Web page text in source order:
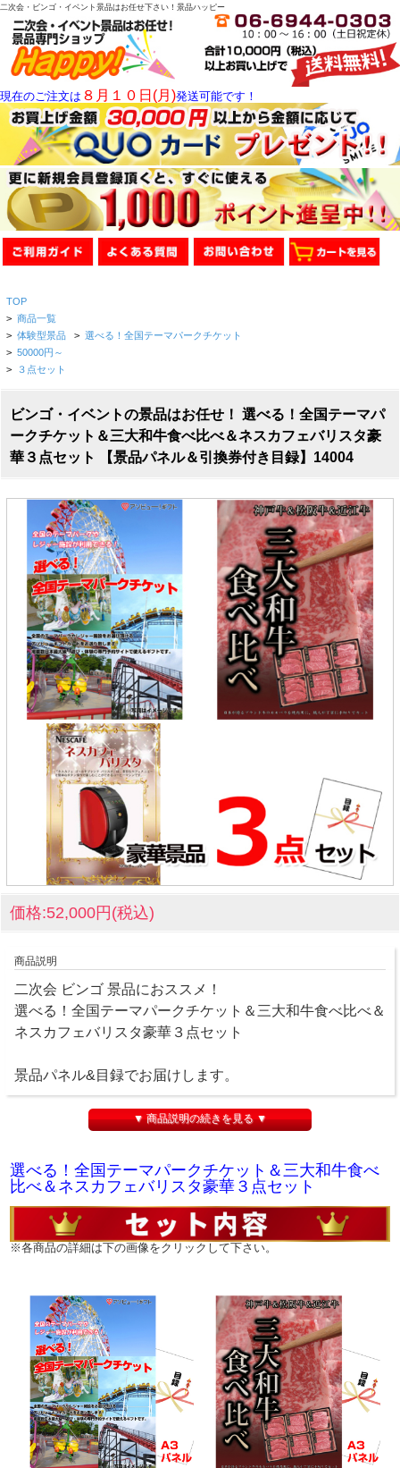
二次会・ビンゴ・イベント景品はお任せ下さい！景品ハッピー
現在のご注文は ８月１０日(月)発送可能です！
TOP
> 商品一覧
> 体験型景品 > 選べる！全国テーマパークチケット
> 50000円～
> ３点セット
ビンゴ・イベントの景品はお任せ！ 選べる！全国テーマパ
ークチケット＆三大和牛食べ比べ＆ネスカフェバリスタ豪
華３点セット 【景品パネル＆引換券付き目録】14004
価格:52,000円(税込)
商品説明
二次会 ビンゴ 景品におススメ！
選べる！全国テーマパークチケット＆三大和牛食べ比べ＆
ネスカフェバリスタ豪華３点セット
景品パネル&目録でお届けします。
▼ 商品説明の続きを見る ▼
選べる！全国テーマパークチケット＆三大和牛食べ
比べ＆ネスカフェバリスタ豪華３点セット
※各商品の詳細は下の画像をクリックして下さい。